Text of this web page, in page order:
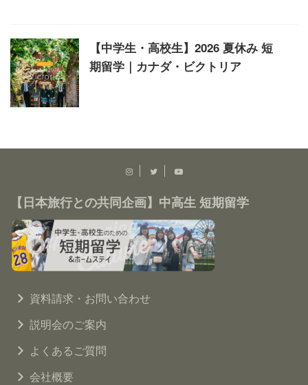
【中学生・高校生】2026 夏休み 短
期留学｜カナダ・ビクトリア
【日本旅行との共同企画】中高生 短期留学
資料請求・お問い合わせ
説明会のご案内
よくあるご質問
会社概要